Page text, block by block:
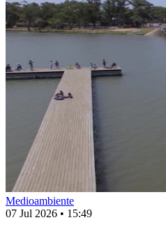
Medioambiente
07 Jul 2026 • 15:49